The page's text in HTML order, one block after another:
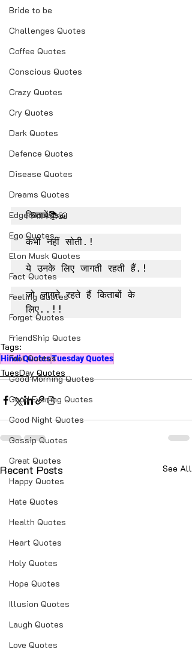
Bride to be
Challenges Quotes
Coffee Quotes
Conscious Quotes
Crazy Quotes
Cry Quotes
Dark Quotes
Defence Quotes
Disease Quotes
Dreams Quotes
Edge Quotes
Ego Quotes
Elon Musk Quotes
Fact Quotes
Feeling Quotes
Forget Quotes
FriendShip Quotes
Fool Quotes
Good Morning Quotes
Good Evening Quotes
Good Night Quotes
Gossip Quotes
Great Quotes
Happy Quotes
Hate Quotes
Health Quotes
Heart Quotes
Holy Quotes
Hope Quotes
Illusion Quotes
Laugh Quotes
Love Quotes
किताबें📚📖
कभी नहीं सोती.!
ये उनके लिए जागती रहती हैं.!
जो जागते रहते हैं किताबों के
लिए..!!
Tags:
Hindi QuotesTuesday Quotes
TuesDay Quotes
Recent Posts See All